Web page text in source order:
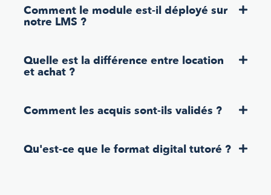
Comment le module est-il déployé sur
notre LMS ?
Quelle est la différence entre location
et achat ?
Comment les acquis sont-ils validés ?
Qu'est-ce que le format digital tutoré ?